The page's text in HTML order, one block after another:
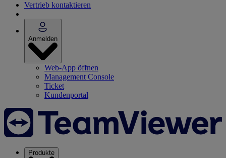
Vertrieb kontaktieren
Anmelden
Web-App öffnen
Management Console
Ticket
Kundenportal
Produkte